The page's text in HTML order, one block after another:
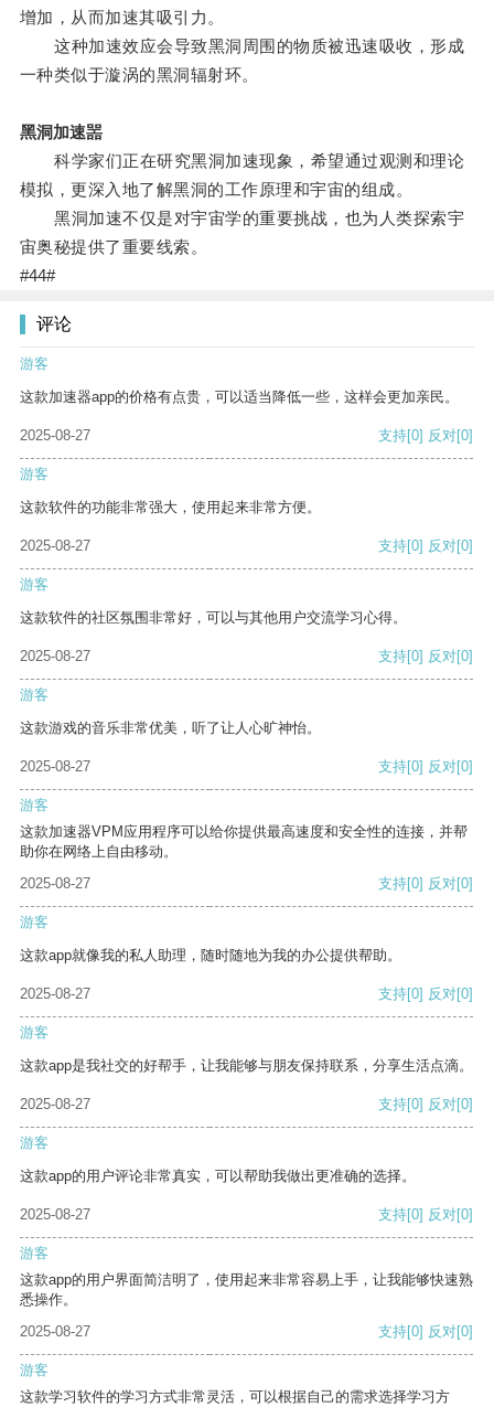
增加，从而加速其吸引力。
这种加速效应会导致黑洞周围的物质被迅速吸收，形成
一种类似于漩涡的黑洞辐射环。
黑洞加速噐
科学家们正在研究黑洞加速现象，希望通过观测和理论
模拟，更深入地了解黑洞的工作原理和宇宙的组成。
黑洞加速不仅是对宇宙学的重要挑战，也为人类探索宇
宙奥秘提供了重要线索。
#44#
评论
游客
这款加速器app的价格有点贵，可以适当降低一些，这样会更加亲民。
2025-08-27 支持[0] 反对[0]
游客
这款软件的功能非常强大，使用起来非常方便。
2025-08-27 支持[0] 反对[0]
游客
这款软件的社区氛围非常好，可以与其他用户交流学习心得。
2025-08-27 支持[0] 反对[0]
游客
这款游戏的音乐非常优美，听了让人心旷神怡。
2025-08-27 支持[0] 反对[0]
游客
这款加速器VPM应用程序可以给你提供最高速度和安全性的连接，并帮
助你在网络上自由移动。
2025-08-27
支持[0] 反对[0]
游客
这款app就像我的私人助理，随时随地为我的办公提供帮助。
2025-08-27 支持[0] 反对[0]
游客
这款app是我社交的好帮手，让我能够与朋友保持联系，分享生活点滴。
2025-08-27 支持[0] 反对[0]
游客
这款app的用户评论非常真实，可以帮助我做出更准确的选择。
2025-08-27 支持[0] 反对[0]
游客
这款app的用户界面简洁明了，使用起来非常容易上手，让我能够快速熟
悉操作。
2025-08-27
支持[0] 反对[0]
游客
这款学习软件的学习方式非常灵活，可以根据自己的需求选择学习方